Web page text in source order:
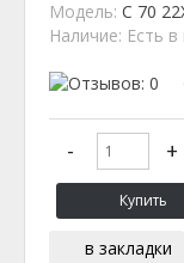
Модель: C 70
Наличие: Есть
в закладки